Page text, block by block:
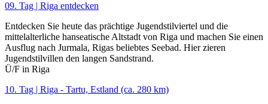
09. Tag | Riga entdecken
Entdecken Sie heute das prächtige Jugendstilviertel und die
mittelalterliche hanseatische Altstadt von Riga und machen Sie einen
Ausflug nach Jurmala, Rigas beliebtes Seebad. Hier zieren
Jugendstilvillen den langen Sandstrand.
Ü/F in Riga
10. Tag | Riga - Tartu, Estland (ca. 280 km)